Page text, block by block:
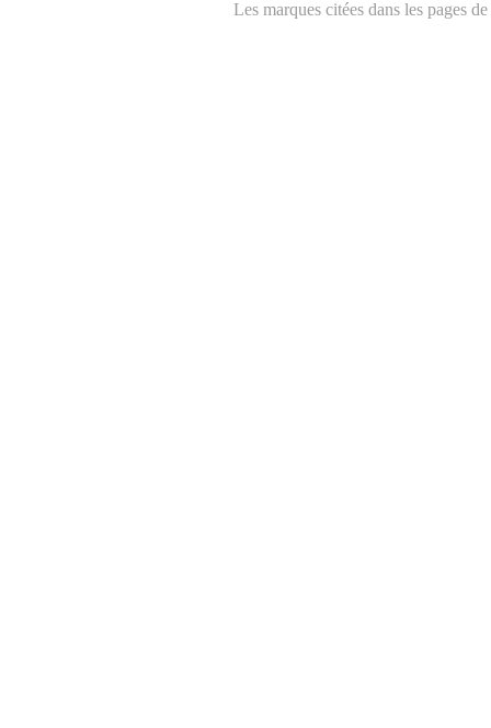
Les marques citées dans les pages